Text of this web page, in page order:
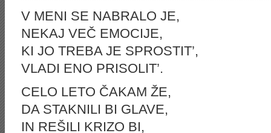
V MENI SE NABRALO JE,
NEKAJ VEČ EMOCIJE,
KI JO TREBA JE SPROSTIT’,
VLADI ENO PRISOLIT’.
CELO LETO ČAKAM ŽE,
DA STAKNILI BI GLAVE,
IN REŠILI KRIZO BI,